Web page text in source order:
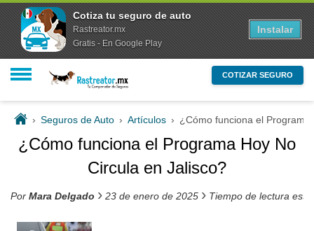
COTIZAR SEGURO
› Seguros de Auto › Artículos › ¿Cómo funciona el
¿Cómo funciona el Programa Hoy No
Circula en Jalisco?
Por Mara Delgado › 23 de enero de 2025 › Tiempo de lectura
Cotiza tu seguro de auto
Rastreator.mx
Gratis - En Google Play
Instalar